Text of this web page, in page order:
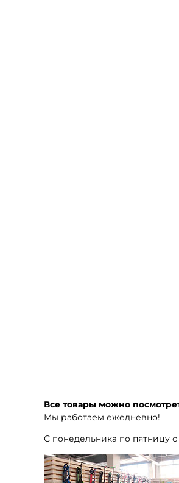
Все товары можно
Мы работаем ежедневно!
С понедельника по пятницу с